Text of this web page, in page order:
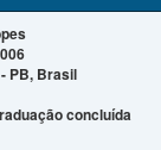
PB, Brasil
concluída